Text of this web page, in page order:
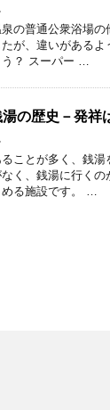
の普通公衆浴場の
が、違いがある
う？ スーパー …
の歴史－発祥
ことが多く、銭湯
く、銭湯に行く
める施設です。 …